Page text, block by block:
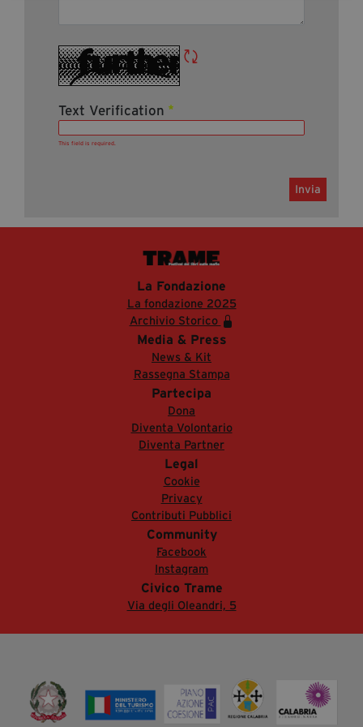
Text Verification
This field is required.
Invia
La Fondazione
La fondazione 2025
Archivio Storico
Media & Press
News & Kit
Rassegna Stampa
Partecipa
Dona
Diventa Volontario
Diventa Partner
Legal
Cookie
Privacy
Contributi Pubblici
Community
Facebook
Instagram
Civico Trame
Via degli Oleandri, 5